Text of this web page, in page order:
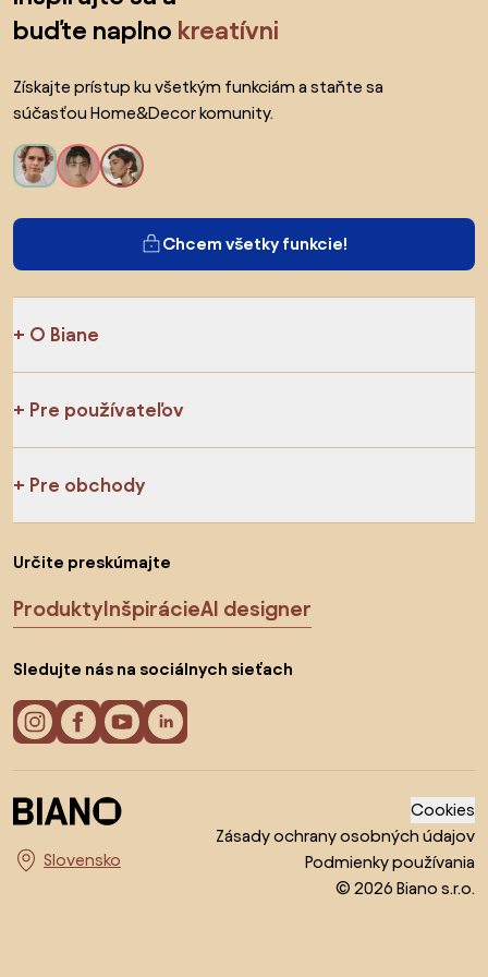
buďte naplno kreatívni
Získajte prístup ku všetkým funkciám a staňte sa
súčasťou Home&Decor komunity.
Chcem všetky funkcie!
O Biane
Pre používateľov
Pre obchody
Určite preskúmajte
ProduktyInšpirácieAI designer
Sledujte nás na sociálnych sieťach
Vyberte krajinu
Cookies
Zásady ochrany osobných údajov
Podmienky používania
© 2026 Biano s.r.o.